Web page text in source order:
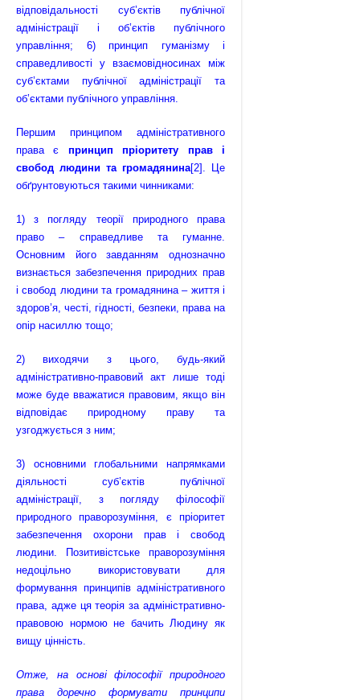
відповідальності суб’єктів публічної
адміністрації і об’єктів публічного
управління; 6) принцип гуманізму і
справедливості у взаємовідносинах між
суб’єктами публічної адміністрації та
об’єктами публічного управління.
Першим принципом адміністративного
права є принцип пріоритету прав і
свобод людини та громадянина[2] . Це
обґрунтовуються такими чинниками:
1) з погляду теорії природного права
право – справедливе та гуманне.
Основним його завданням однозначно
визнається забезпечення природних прав
і свобод людини та громадянина – життя і
здоров’я, честі, гідності, безпеки, права на
опір насиллю тощо;
2) виходячи з цього, будь-який
адміністративно-правовий акт лише тоді
може буде вважатися правовим, якщо він
відповідає природному праву та
узгоджується з ним;
3) основними глобальними напрямками
діяльності суб’єктів публічної
адміністрації, з погляду філософії
природного праворозуміння, є пріоритет
забезпечення охорони прав і свобод
людини. Позитивістське праворозуміння
недоцільно використовувати для
формування принципів адміністративного
права, адже ця теорія за адміністративно-
правовою нормою не бачить Людину як
вищу цінність.
Отже, на основі філософії природного
права доречно формувати принципи